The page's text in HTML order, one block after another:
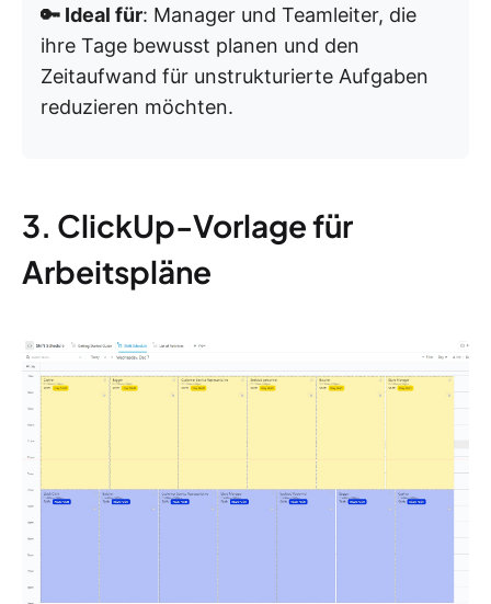
🔑 Ideal für: Manager und Teamleiter, die
ihre Tage bewusst planen und den
Zeitaufwand für unstrukturierte Aufgaben
reduzieren möchten.
3. ClickUp-Vorlage für
Arbeitspläne